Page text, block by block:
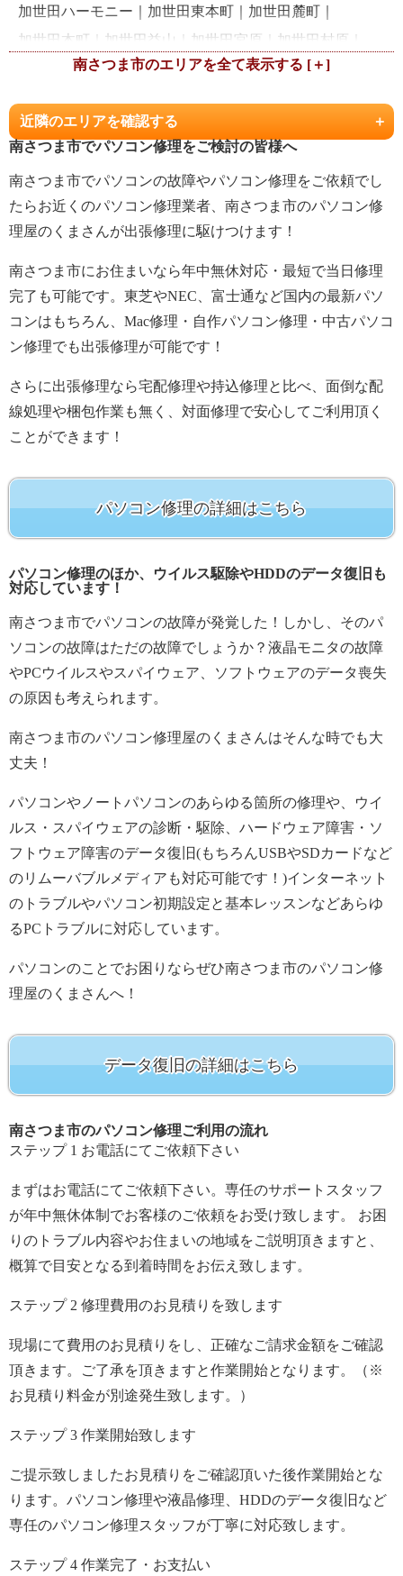
南さつま市の
加世田ハーモニー
加世田東本町
加世田麓町
加世田本町
加世田益山 加世田宮原
加世田村原
金峰町池辺
金峰町浦之名 金峰町大野
金峰町尾下
金峰町新山
金峰町花瀬
坊津町久志
坊津町泊 坊津町坊
近隣のエリアを確認する
南さつま市でパソコン修理をご検討の皆様へ
南さつま市でパソコンの故障やパソコン修理をご依頼でし
たらお近くのパソコン修理業者、南さつま市のパソコン修
理屋のくまさんが出張修理に駆けつけます！
南さつま市にお住まいなら年中無休対応・最短で当日修理
完了も可能です。東芝やNEC、富士通など国内の最新パソ
コンはもちろん、Mac修理・自作パソコン修理・中古パソコ
ン修理でも出張修理が可能です！
さらに出張修理なら宅配修理や持込修理と比べ、面倒な配
線処理や梱包作業も無く、対面修理で安心してご利用頂く
ことができます！
パソコン修理の詳細はこちら
パソコン修理のほか、ウイルス駆除やHDDのデータ復旧も
対応しています！
南さつま市でパソコンの故障が発覚した！しかし、そのパ
ソコンの故障はただの故障でしょうか？液晶モニタの故障
やPCウイルスやスパイウェア、ソフトウェアのデータ喪失
の原因も考えられます。
南さつま市のパソコン修理屋のくまさんはそんな時でも大
丈夫！
パソコンやノートパソコンのあらゆる箇所の修理や、ウイ
ルス・スパイウェアの診断・駆除、ハードウェア障害・ソ
フトウェア障害のデータ復旧(もちろんUSBやSDカードなど
のリムーバブルメディアも対応可能です！)インターネット
のトラブルやパソコン初期設定と基本レッスンなどあらゆ
るPCトラブルに対応しています。
パソコンのことでお困りならぜひ南さつま市のパソコン修
理屋のくまさんへ！
データ復旧の詳細はこちら
南さつま市のパソコン修理ご利用の流れ
ステップ 1 お電話にてご依頼下さい
まずはお電話にてご依頼下さい。専任のサポートスタッフ
が年中無休体制でお客様のご依頼をお受け致します。 お困
りのトラブル内容やお住まいの地域をご説明頂きますと、
概算で目安となる到着時間をお伝え致します。
ステップ 2 修理費用のお見積りを致します
現場にて費用のお見積りをし、正確なご請求金額をご確認
頂きます。ご了承を頂きますと作業開始となります。（※
お見積り料金が別途発生致します。）
ステップ 3 作業開始致します
ご提示致しましたお見積りをご確認頂いた後作業開始とな
ります。パソコン修理や液晶修理、HDDのデータ復旧など
専任のパソコン修理スタッフが丁寧に対応致します。
ステップ 4 作業完了・お支払い